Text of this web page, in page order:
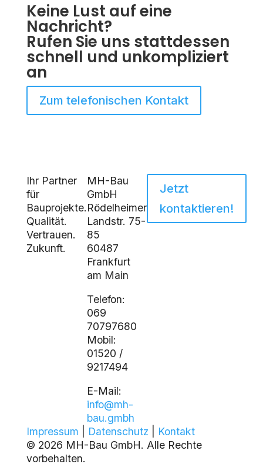
Keine Lust auf eine
Nachricht?
Rufen Sie uns stattdessen
schnell und unkompliziert
an
Zum telefonischen Kontakt
Ihr Partner
für
Bauprojekte.
Qualität.
Vertrauen.
Zukunft.
MH-Bau
GmbH
Rödelheimer
Landstr. 75-
85
60487
Frankfurt
am Main
Telefon:
069
70797680
Mobil:
01520 /
9217494
E-Mail:
info@mh-
bau.gmbh
Jetzt
kontaktieren!
Impressum Datenschutz
Kontakt
© 2026 MH-Bau GmbH. Alle Rechte
vorbehalten.